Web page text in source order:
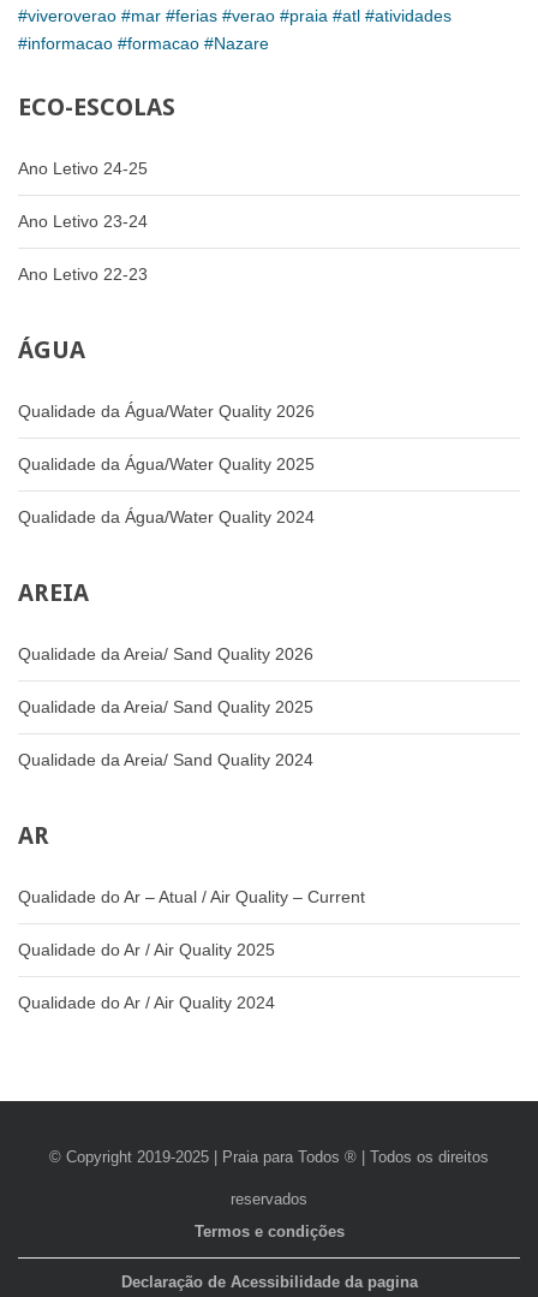
#viveroverao #mar #ferias #verao #praia #atl #atividades
#informacao #formacao #Nazare
ECO-ESCOLAS
Ano Letivo 24-25
Ano Letivo 23-24
Ano Letivo 22-23
ÁGUA
Qualidade da Água/Water Quality 2026
Qualidade da Água/Water Quality 2025
Qualidade da Água/Water Quality 2024
AREIA
Qualidade da Areia/ Sand Quality 2026
Qualidade da Areia/ Sand Quality 2025
Qualidade da Areia/ Sand Quality 2024
AR
Qualidade do Ar – Atual / Air Quality – Current
Qualidade do Ar / Air Quality 2025
Qualidade do Ar / Air Quality 2024
© Copyright 2019-2025 | Praia para Todos ® | Todos os direitos
reservados
Termos e condições
Declaração de Acessibilidade da pagina